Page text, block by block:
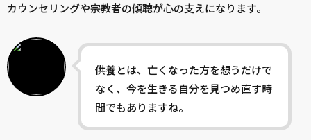
カウンセリングや宗教者の傾聴が心の支えになります。
供養とは、亡くなった方を想うだけで
なく、今を生きる自分を見つめ直す時
間でもありますね。